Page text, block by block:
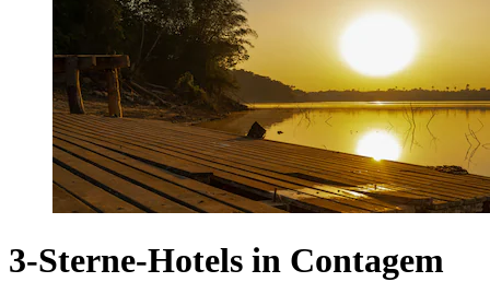
3-Sterne-Hotels in Contagem